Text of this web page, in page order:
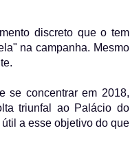
discreto que o tem
na campanha. Mesmo
se concentrar em 2018,
triunfal ao Palácio do
a esse objetivo do que